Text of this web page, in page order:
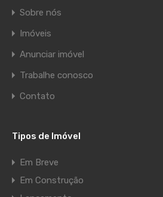
Sobre nós
Imóveis
Anunciar imóvel
Trabalhe conosco
Contato
Tipos de Imóvel
Em Breve
Em Construção